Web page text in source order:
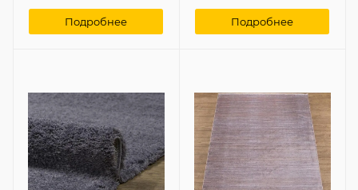
Подробнее Подробнее